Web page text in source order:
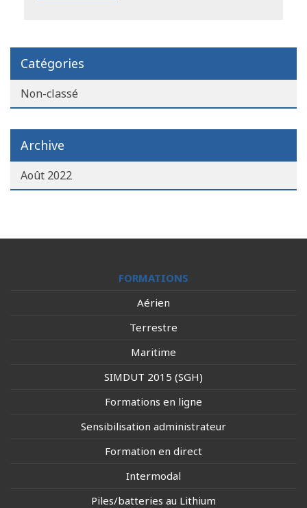
Catégories
Non-classé
Archive
Août 2022
FORMATIONS
Aérien
Terrestre
Maritime
SIMDUT 2015 (SGH)
Formations en ligne
Sensibilisation administrateur
Formation en direct
Intermodal
Piles/batteries au Lithium